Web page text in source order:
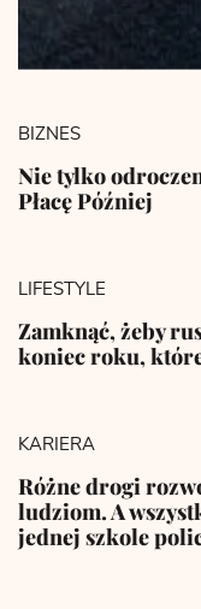
BIZNES
Nie tylko
Płacę Później
LIFESTYLE
Zamknąć, żeby
koniec roku,
KARIERA
Różne drogi
ludziom. A
jednej szkole